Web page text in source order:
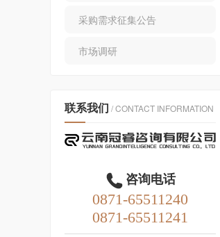
采购需求征集公告
市场调研
联系我们 / CONTACT INFORMATION